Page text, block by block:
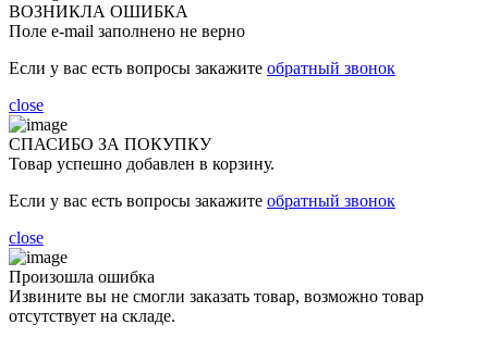
ВОЗНИКЛА ОШИБКА
Поле e-mail заполнено не верно
Если у вас есть вопросы закажите обратный звонок
close
СПАСИБО ЗА ПОКУПКУ
Товар успешно добавлен в корзину.
Если у вас есть вопросы закажите обратный звонок
close
Произошла ошибка
Извините вы не смогли заказать товар, возможно товар
отсутствует на складе.